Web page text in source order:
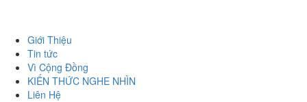
Giới Thiệu
Tin tức
Vì Cộng Đồng
KIẾN THỨC NGHE NHÌN
Liên Hệ